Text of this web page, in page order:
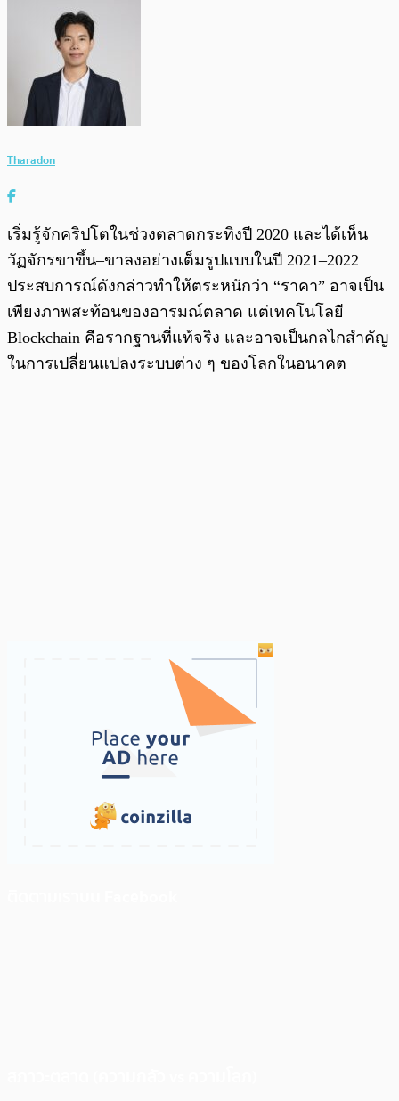
Tharadon
เริ่มรู้จักคริปโตในช่วงตลาดกระทิงปี 2020 และได้เห็น
วัฏจักรขาขึ้น–ขาลงอย่างเต็มรูปแบบในปี 2021–2022
ประสบการณ์ดังกล่าวทำให้ตระหนักว่า “ราคา” อาจเป็น
เพียงภาพสะท้อนของอารมณ์ตลาด แต่เทคโนโลยี
Blockchain คือรากฐานที่แท้จริง และอาจเป็นกลไกสำคัญ
ในการเปลี่ยนแปลงระบบต่าง ๆ ของโลกในอนาคต